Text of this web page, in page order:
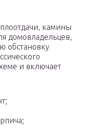
камины
домовладельцев,
обстановку
и включает